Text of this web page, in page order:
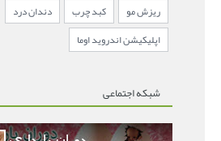
ریزش مو
کبد چرب
دندان درد
اپلیکیشن اندروید اوما
شبکه اجتماعی